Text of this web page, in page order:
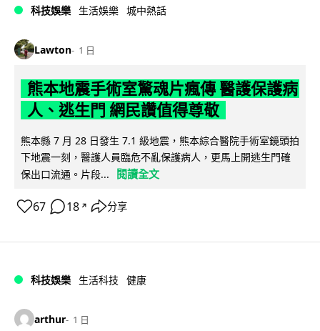
科技娛樂 生活娛樂 城中熱話
Lawton 1 日
熊本地震手術室驚魂片瘋傳 醫護保護病
人、逃生門 網民讚值得尊敬
熊本縣 7 月 28 日發生 7.1 級地震，熊本綜合醫院手術室鏡頭拍
下地震一刻，醫護人員臨危不亂保護病人，更馬上開逃生門確
保出口流通。片段...
閱讀全文
67 18 ↗ 分享
科技娛樂 生活科技 健康
arthur 1 日